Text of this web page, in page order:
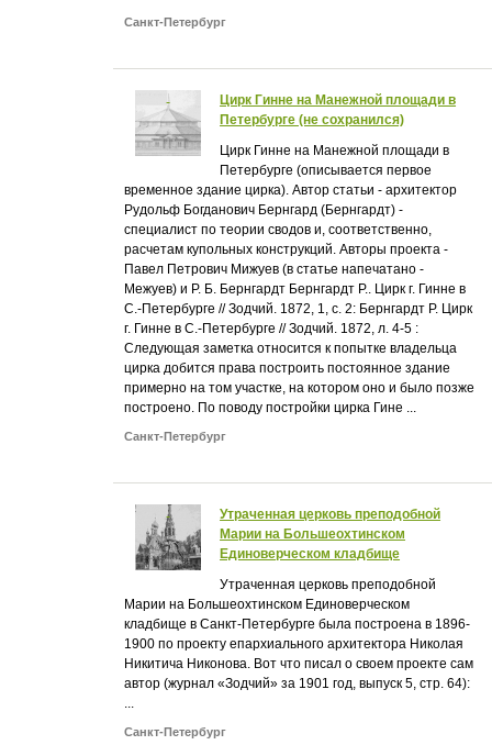
Санкт-Петербург
Цирк Гинне на Манежной площади в
Петербурге (не сохранился)
Цирк Гинне на Манежной площади в
Петербурге (описывается первое
временное здание цирка). Автор статьи - архитектор
Рудольф Богданович Бернгард (Бернгардт) -
специалист по теории сводов и, соответственно,
расчетам купольных конструкций. Авторы проекта -
Павел Петрович Мижуев (в статье напечатано -
Межуев) и Р. Б. Бернгардт Бернгардт Р.. Цирк г. Гинне в
С.-Петербурге // Зодчий. 1872, 1, с. 2: Бернгардт Р. Цирк
г. Гинне в С.-Петербурге // Зодчий. 1872, л. 4-5 :
Следующая заметка относится к попытке владельца
цирка добится права построить постоянное здание
примерно на том участке, на котором оно и было позже
построено. По поводу постройки цирка Гине ...
Санкт-Петербург
Утраченная церковь преподобной
Марии на Большеохтинском
Единоверческом кладбище
Утраченная церковь преподобной
Марии на Большеохтинском Единоверческом
кладбище в Санкт-Петербурге была построена в 1896-
1900 по проекту епархиального архитектора Николая
Никитича Никонова. Вот что писал о своем проекте сам
автор (журнал «Зодчий» за 1901 год, выпуск 5, стр. 64):
...
Санкт-Петербург